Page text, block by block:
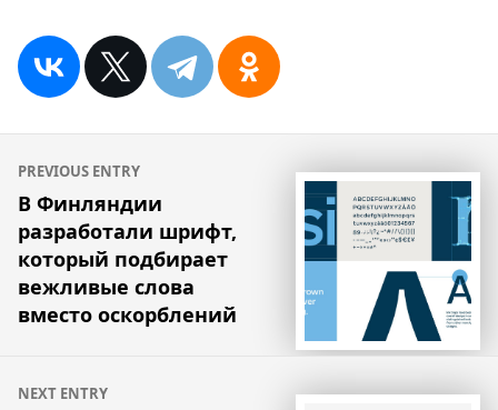
Навигация
по
записям
PREVIOUS ENTRY
В Финляндии
разработали шрифт,
который подбирает
вежливые слова
вместо оскорблений
NEXT ENTRY